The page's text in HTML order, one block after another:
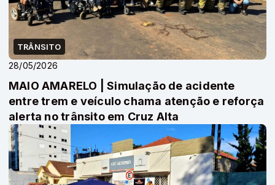
TRÂNSITO
28/05/2026
MAIO AMARELO | Simulação de acidente
entre trem e veículo chama atenção e reforça
alerta no trânsito em Cruz Alta